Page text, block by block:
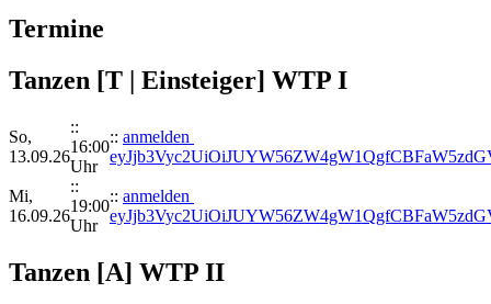
Termine
Tanzen [T | Einsteiger] WTP I
So,
13.09.26
::
16:00
Uhr
:: anmelden
Mi,
16.09.26
::
19:00
Uhr
:: anmelden
Tanzen [A] WTP II